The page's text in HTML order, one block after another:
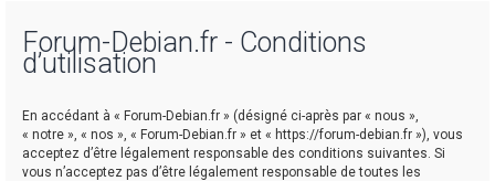
Forum-Debian.fr - Conditions
d’utilisation
En accédant à « Forum-Debian.fr » (désigné ci-après par « nous »,
« notre », « nos », « Forum-Debian.fr » et « https://forum-debian.fr »), vous
acceptez d’être légalement responsable des conditions suivantes. Si
vous n’acceptez pas d’être légalement responsable de toutes les